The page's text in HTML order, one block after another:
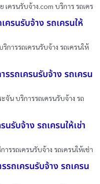
เครนรับจ้าง.com บริการ รถเคร
รนรับจ้าง รถเครนให้
การรถเครนรับจ้าง รถเครนให้
รรถเครนรับจ้าง รถเครน
จัน บริการรถเครนรับจ้าง รถ
รับจ้าง รถเครนให้เช่า
รรถเครนรับจ้าง รถเครนให้เช่า
รถเครนรับจ้าง รถเครน